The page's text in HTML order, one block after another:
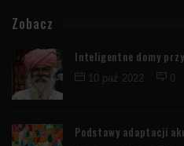
Zobacz
Inteligentne domy
10 paź 2022 0
Podstawy adaptacji